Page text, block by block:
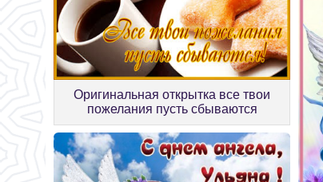
Оригинальная открытка все твои
пожелания пусть сбываются